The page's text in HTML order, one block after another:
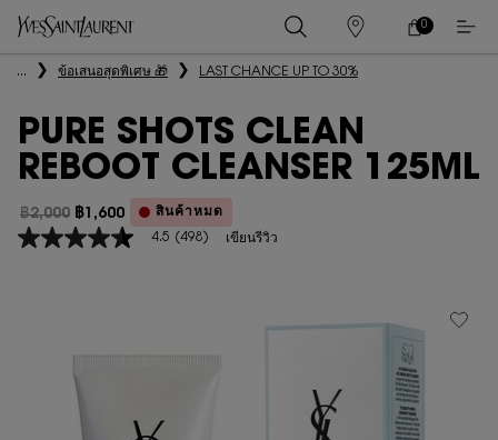
ร้าน
ค้า
ตะกร้า
0
0 PRODUCT IN
เนื้อหาหลัก
... ข้อเสนอสุดพิเศษ 🎁 LAST CHANCE UP TO 30%
PURE SHOTS CLEAN
REBOOT CLEANSER 125ML
ราคาเก่า
฿2,000
ราคาใหม่
฿1,600 สินค้าหมด
4.5
Reviews.
4.5 (498) เขียนรีวิว